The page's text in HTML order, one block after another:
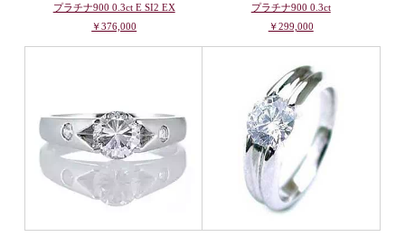
プラチナ900 0.3ct E SI2 EX
￥376,000
プラチナ900 0.3ct
￥299,000